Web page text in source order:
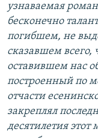
узнаваемая
бесконечно
погибшем, не
сказавшем всего,
оставившем нас
построенный по
отчасти
закреплял
десятилетия